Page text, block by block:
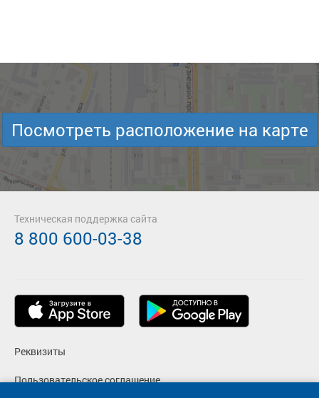
Посмотреть расположение на карте
Реквизиты
Пользовательское соглашение
Техническая поддержка сайта
8 800 600-03-38